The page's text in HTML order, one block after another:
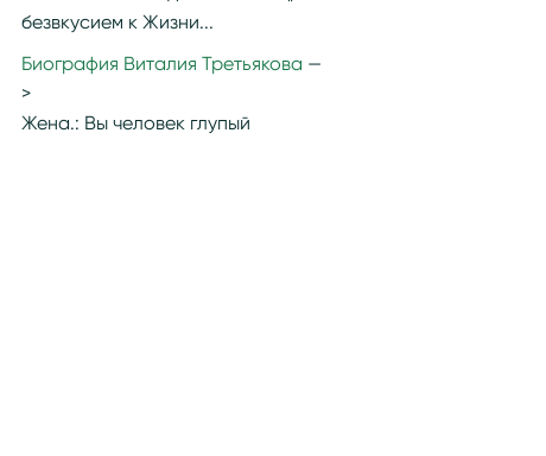
безвкусием к Жизни...
Биография Виталия Третьякова
Жена.: Вы человек глупый